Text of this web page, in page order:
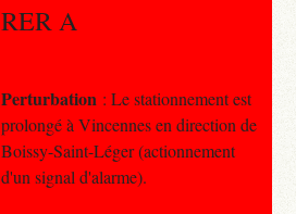
RER A
Perturbation : Le stationnement est
prolongé à Vincennes en direction de
Boissy-Saint-Léger (actionnement
d'un signal d'alarme).